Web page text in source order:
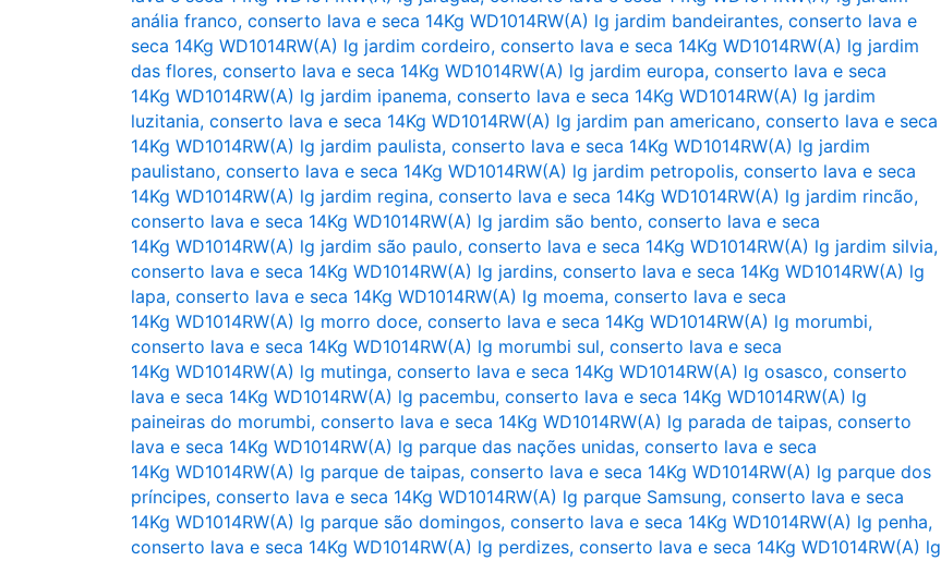
anália franco, conserto lava e seca 14Kg WD1014RW(A) lg jardim bandeirantes, conserto lava e
seca 14Kg WD1014RW(A) lg jardim cordeiro, conserto lava e seca 14Kg WD1014RW(A) lg jardim
das flores, conserto lava e seca 14Kg WD1014RW(A) lg jardim europa, conserto lava e seca
14Kg WD1014RW(A) lg jardim ipanema, conserto lava e seca 14Kg WD1014RW(A) lg jardim
luzitania, conserto lava e seca 14Kg WD1014RW(A) lg jardim pan americano, conserto lava e seca
14Kg WD1014RW(A) lg jardim paulista, conserto lava e seca 14Kg WD1014RW(A) lg jardim
paulistano, conserto lava e seca 14Kg WD1014RW(A) lg jardim petropolis, conserto lava e seca
14Kg WD1014RW(A) lg jardim regina, conserto lava e seca 14Kg WD1014RW(A) lg jardim rincão,
conserto lava e seca 14Kg WD1014RW(A) lg jardim são bento, conserto lava e seca
14Kg WD1014RW(A) lg jardim são paulo, conserto lava e seca 14Kg WD1014RW(A) lg jardim silvia,
conserto lava e seca 14Kg WD1014RW(A) lg jardins, conserto lava e seca 14Kg WD1014RW(A) lg
lapa, conserto lava e seca 14Kg WD1014RW(A) lg moema, conserto lava e seca
14Kg WD1014RW(A) lg morro doce, conserto lava e seca 14Kg WD1014RW(A) lg morumbi,
conserto lava e seca 14Kg WD1014RW(A) lg morumbi sul, conserto lava e seca
14Kg WD1014RW(A) lg mutinga, conserto lava e seca 14Kg WD1014RW(A) lg osasco, conserto
lava e seca 14Kg WD1014RW(A) lg pacembu, conserto lava e seca 14Kg WD1014RW(A) lg
paineiras do morumbi, conserto lava e seca 14Kg WD1014RW(A) lg parada de taipas, conserto
lava e seca 14Kg WD1014RW(A) lg parque das nações unidas, conserto lava e seca
14Kg WD1014RW(A) lg parque de taipas, conserto lava e seca 14Kg WD1014RW(A) lg parque dos
príncipes, conserto lava e seca 14Kg WD1014RW(A) lg parque Samsung, conserto lava e seca
14Kg WD1014RW(A) lg parque são domingos, conserto lava e seca 14Kg WD1014RW(A) lg penha,
conserto lava e seca 14Kg WD1014RW(A) lg perdizes, conserto lava e seca 14Kg WD1014RW(A) lg